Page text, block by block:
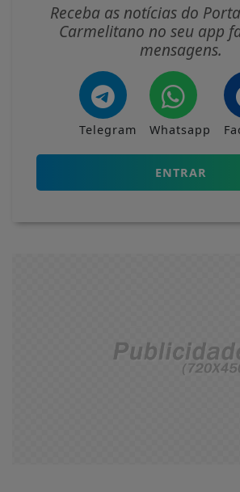
Receba as notícias do
Carmelitano no seu app
mensagens.
Telegram Whatsapp
ENTRAR